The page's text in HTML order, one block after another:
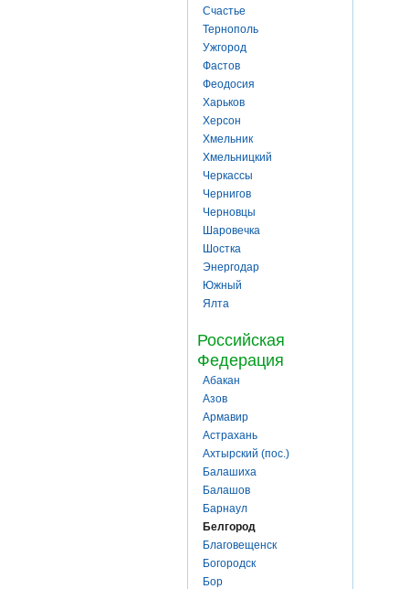
Счастье
Тернополь
Ужгород
Фастов
Феодосия
Харьков
Херсон
Хмельник
Хмельницкий
Черкассы
Чернигов
Черновцы
Шаровечка
Шостка
Энергодар
Южный
Ялта
Российская
Федерация
Абакан
Азов
Армавир
Астрахань
Ахтырский (пос.)
Балашиха
Балашов
Барнаул
Белгород
Благовещенск
Богородск
Бор